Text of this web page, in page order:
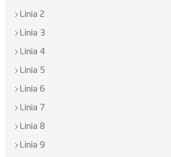
Linia 2
Linia 3
Linia 4
Linia 5
Linia 6
Linia 7
Linia 8
Linia 9